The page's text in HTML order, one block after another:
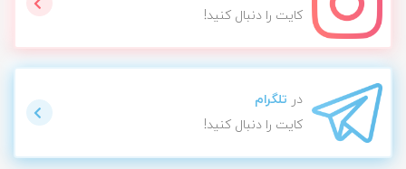
کایت را دنبال کنید!
در تلگرام
کایت را دنبال کنید!